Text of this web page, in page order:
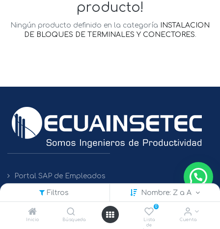
Filtros Nombre: Z a A
Inicio Búsqueda
0
Lista
de
Cuenta
producto!
Ningún producto definido en la categoría INSTALACION
DE BLOQUES DE TERMINALES Y CONECTORES.
Portal SAP de Empleados
Políticas de Protección de Datos